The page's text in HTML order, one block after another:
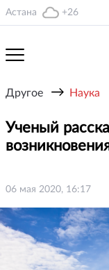
Астана +26
Другое → Наука
Ученый
06 мая 2020, 16:17